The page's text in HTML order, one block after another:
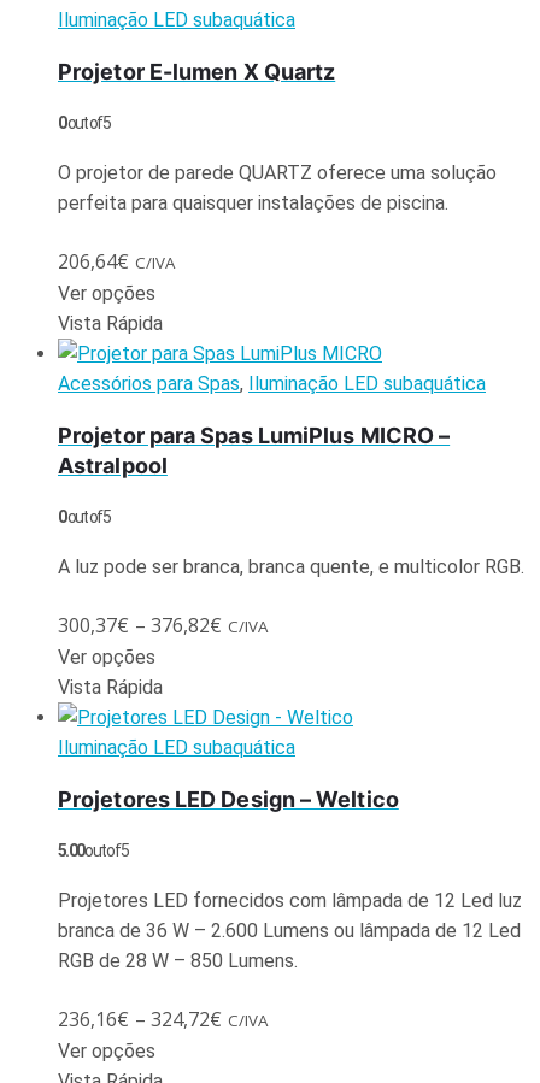
Iluminação LED subaquática
Projetor E-lumen X Quartz
0out of 5
O projetor de parede QUARTZ oferece uma solução
perfeita para quaisquer instalações de piscina.
206,64€ C/IVA
Ver opções
Vista Rápida
Acessórios para Spas, Iluminação LED subaquática
Projetor para Spas LumiPlus MICRO –
Astralpool
0out of 5
A luz pode ser branca, branca quente, e multicolor RGB.
300,37€ – 376,82€ C/IVA
Ver opções
Vista Rápida
Iluminação LED subaquática
Projetores LED Design – Weltico
5.00out of 5
Projetores LED fornecidos com lâmpada de 12 Led luz
branca de 36 W – 2.600 Lumens ou lâmpada de 12 Led
RGB de 28 W – 850 Lumens.
236,16€ – 324,72€ C/IVA
Ver opções